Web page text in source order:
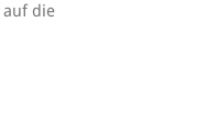
auf die